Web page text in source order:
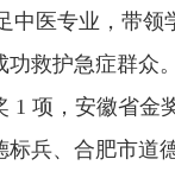
专业，带领学
功救护急症群众
1 项，安徽省金
标兵、合肥市道